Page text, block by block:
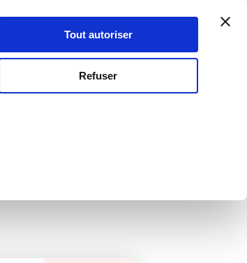
Tout autoriser
Refuser
Se connecter